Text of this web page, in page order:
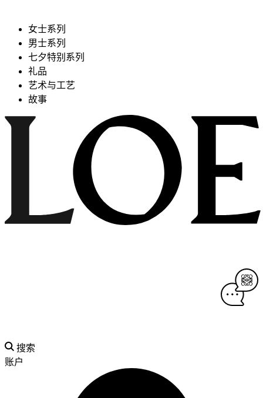
女士系列
男士系列
七夕特别系列
礼品
艺术与工艺
故事
搜索
账户